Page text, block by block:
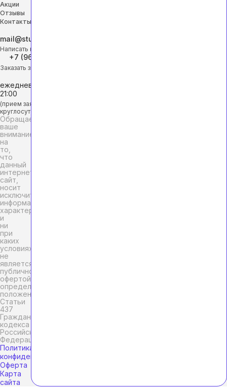
Акции
Отзывы
Контакты
mail@studhelp-online.ru
Написать на почту
+7 (968) 453-29-88
Заказать звонок
ежедневно с 9:00 до
21:00
(прием заявок
круглосуточно)
Обращаем
ваше
внимание
на
то,
что
данный
интернет-
сайт,
носит
исключительно
информационный
характер
и
ни
при
каких
условиях
не
является
публичной
офертой,
определяемой
положениями
Статьи
437
Гражданского
кодекса
Российской
Федерации.
Политика
конфиденциальности
Оферта
Карта
сайта